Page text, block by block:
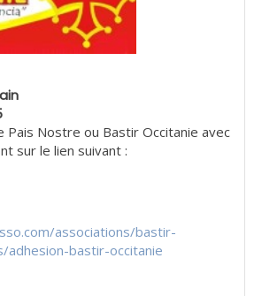
Pais Nostre ou Bastir Occitanie avec
sur le lien suivant :
associations/bastir-
adhesion-bastir-occitanie